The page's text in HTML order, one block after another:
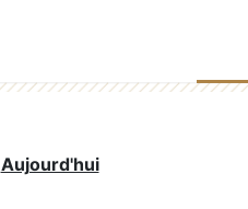
Aujourd'hui